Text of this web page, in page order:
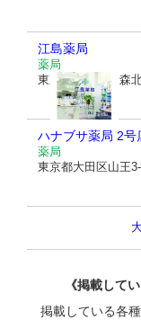
江島薬局
薬局
東京都大田区 大森
ハナブサ薬局 2号
薬局
東京都大田区山王
《掲載して
掲載している各